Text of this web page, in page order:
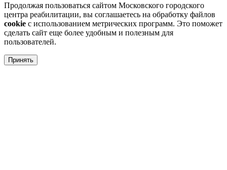
Продолжая пользоваться сайтом Московского городского
центра реабилитации, вы соглашаетесь на обработку файлов
cookie с использованием метрических программ. Это поможет
сделать сайт еще более удобным и полезным для
пользователей.
Принять